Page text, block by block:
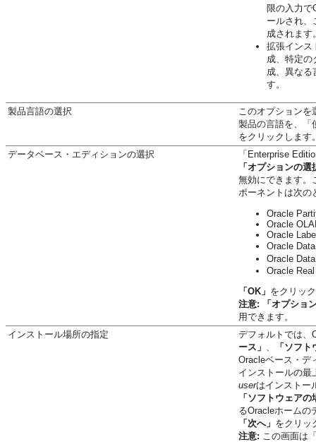
限の入力で
ールされ、
成されます
拡張インス
成、特定の
成、異なる
す。
製品言語の選択
このオプション
製品の言語を、「
をクリックします
データベース・エディションの選択
「Enterprise
「オプションの選
無効にできます。
ポーネントは次の
Oracle
Oracle
Oracle
Oracle
Oracle
Oracle
「OK」 をクリッ
注意:
「オプショ
用できます。
インストール場所の指定
デフォルトでは、
ース」
「ソフ
Oracleベース・デ
インストールの最
userはインストー
「ソフトウェアの
るOracleホームの
「次へ」 をクリッ
注意: この画面は